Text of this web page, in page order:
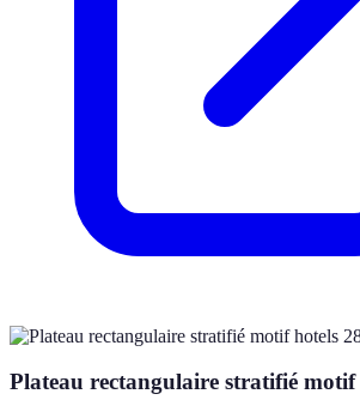
Plateau rectangulaire stratifié motif